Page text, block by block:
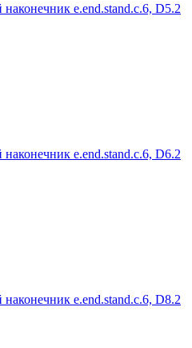
e.end.stand.c.6, D5.2
e.end.stand.c.6, D6.2
e.end.stand.c.6, D8.2